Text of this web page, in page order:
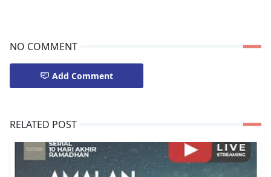
NO COMMENT
Add Comment
RELATED POST